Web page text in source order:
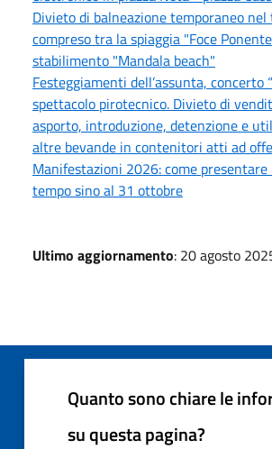
Divieto di balneazione temporaneo
compreso tra la spiaggia "Foce
stabilimento "Mandala beach"
Festeggiamenti dell’assunta, concerto
spettacolo pirotecnico. Divieto di
asporto, introduzione, detenzione e
altre bevande in contenitori atti ad
Manifestazioni 2026: come presentare
tempo sino al 31 ottobre
Ultimo aggiornamento: 20 agosto
Quanto sono chiare le
su questa pagina?